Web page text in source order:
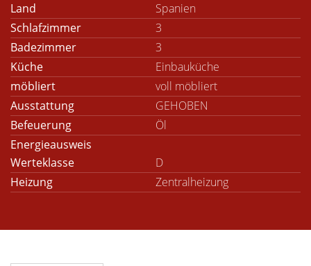
Land
Spanien
Schlafzimmer
3
Badezimmer
3
Küche
Einbauküche
möbliert
voll möbliert
Ausstattung
GEHOBEN
Befeuerung
Öl
Energieausweis
Werteklasse
D
Heizung
Zentralheizung